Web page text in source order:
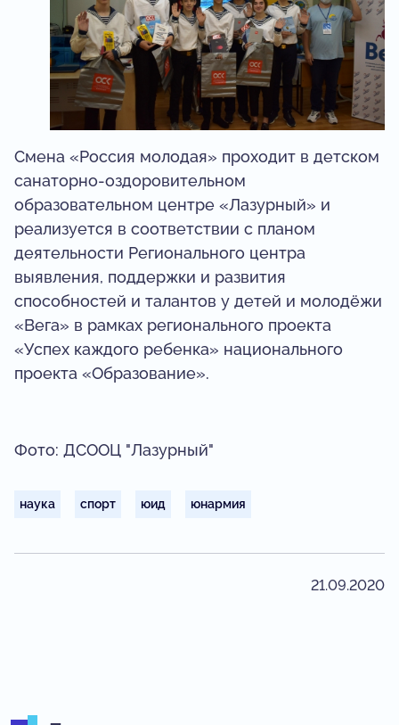
Смена «Россия молодая» проходит в детском
санаторно-оздоровительном
образовательном центре «Лазурный» и
реализуется в соответствии с планом
деятельности Регионального центра
выявления, поддержки и развития
способностей и талантов у детей и молодёжи
«Вега» в рамках регионального проекта
«Успех каждого ребенка» национального
проекта «Образование».
Фото: ДСООЦ "Лазурный"
наука спорт юид юнармия
21.09.2020